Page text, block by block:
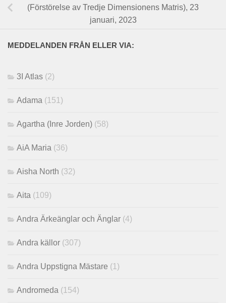
(Förstörelse av Tredje Dimensionens Matris), 23
januari, 2023
MEDDELANDEN FRÅN ELLER VIA:
3I Atlas (2)
Adama (151)
Agartha (Inre Jorden) (58)
AiA Maria (36)
Aisha North (32)
Aita (109)
Andra Ärkeänglar och Änglar (4)
Andra källor (307)
Andra Uppstigna Mästare (1)
Andromeda (154)